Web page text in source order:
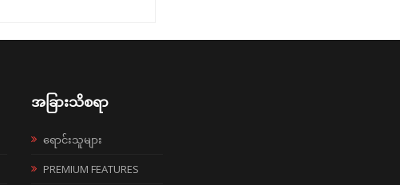
အခြားသိစရာ
ရောင်းသူများ
PREMIUM FEATURES